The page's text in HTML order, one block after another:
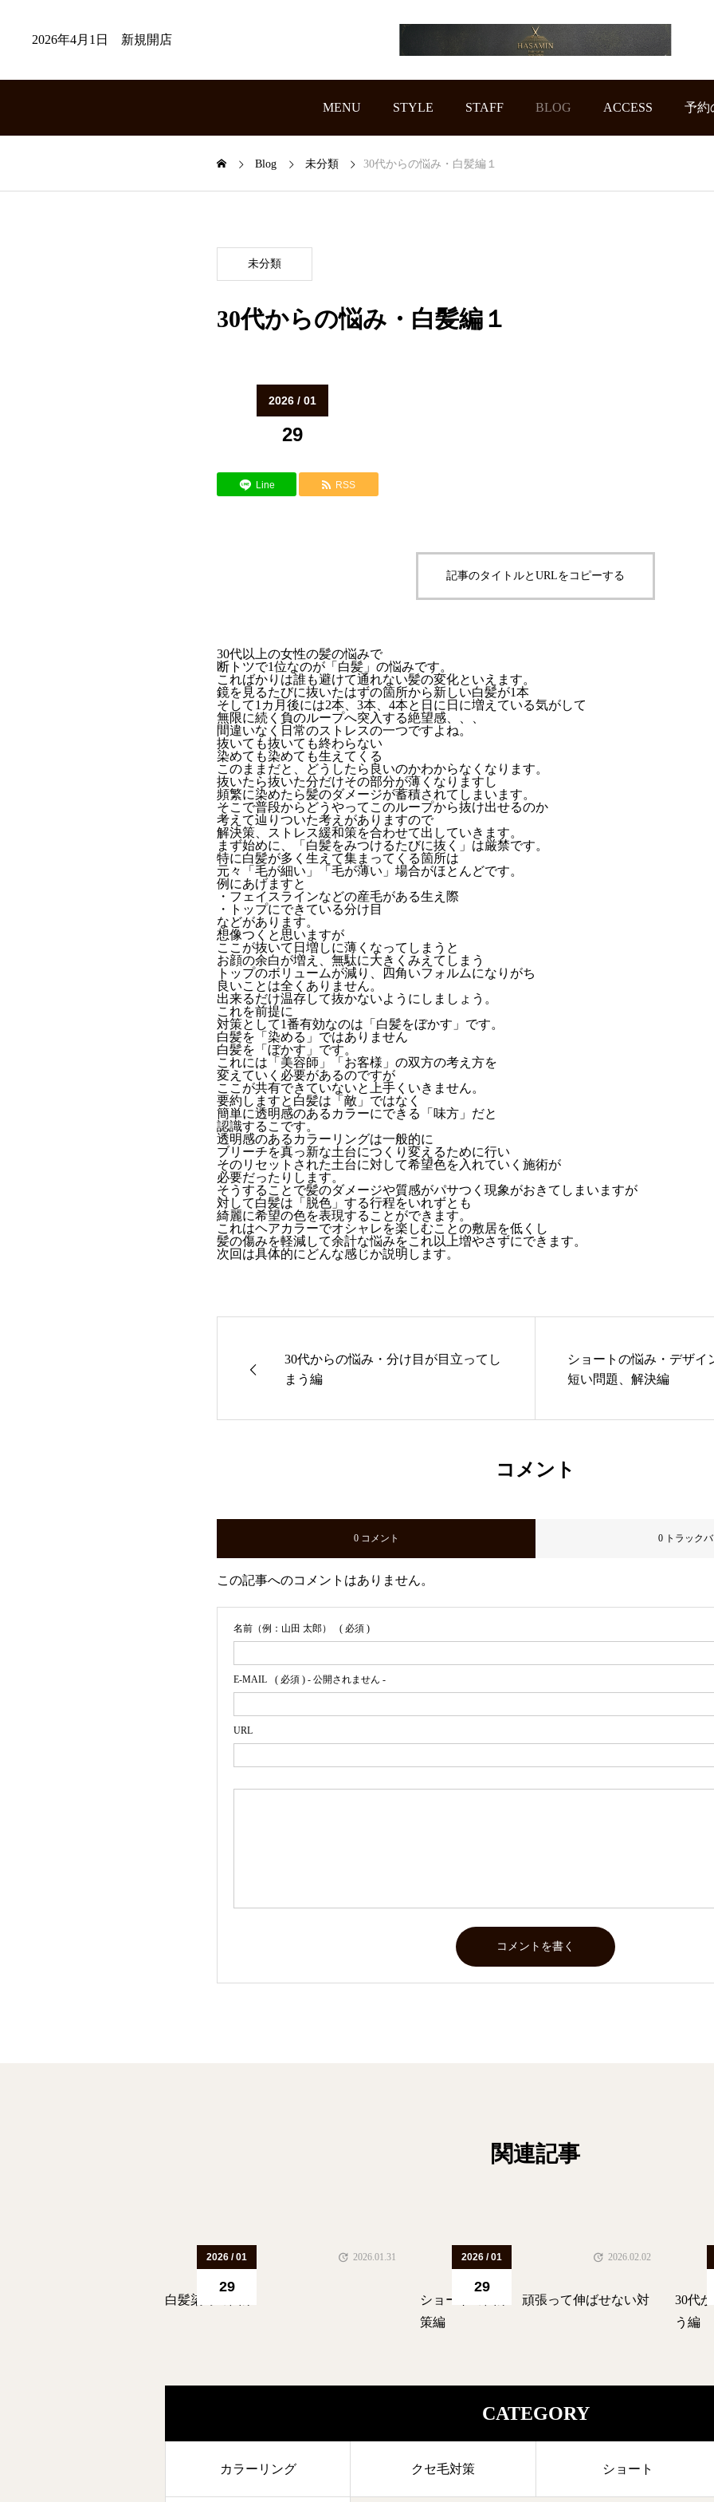
2026年4月1日 新規開店
MENU STYLE STAFF BLOG ACCESS 予約
Blog 未分類 30代からの悩み・白髪編１
未分類
30代からの悩み・白髪編１
2026 / 01
29
Line RSS
記事のタイトルとURLをコピーする
30代以上の女性の髪の悩みで
断トツで1位なのが「白髪」の悩みです。
こればかりは誰も避けて通れない髪の変化といえます。
鏡を見るたびに抜いたはずの箇所から新しい白髪が1本
そして1カ月後には2本、3本、4本と日に日に増えている気がして
無限に続く負のループへ突入する絶望感、、、
間違いなく日常のストレスの一つですよね。
抜いても抜いても終わらない
染めても染めても生えてくる
このままだと、どうしたら良いのかわからなくなります。
抜いたら抜いた分だけその部分が薄くなりますし
頻繁に染めたら髪のダメージが蓄積されてしまいます。
そこで普段からどうやってこのループから抜け出せるのか
考えて辿りついた考えがありますので
解決策、ストレス緩和策を合わせて出していきます。
まず始めに、「白髪をみつけるたびに抜く」は厳禁です。
特に白髪が多く生えて集まってくる箇所は
元々「毛が細い」「毛が薄い」場合がほとんどです。
例にあげますと
・フェイスラインなどの産毛がある生え際
・トップにできている分け目
などがあります。
想像つくと思いますが
ここが抜いて日増しに薄くなってしまうと
お顔の余白が増え、無駄に大きくみえてしまう
トップのボリュームが減り、四角いフォルムになりがち
良いことは全くありません。
出来るだけ温存して抜かないようにしましょう。
これを前提に
対策として1番有効なのは「白髪をぼかす」です。
白髪を「染める」ではありません
白髪を「ぼかす」です。
これには「美容師」「お客様」の双方の考え方を
変えていく必要があるのですが
ここが共有できていないと上手くいきません。
要約しますと白髪は「敵」ではなく
簡単に透明感のあるカラーにできる「味方」だと
認識するこです。
透明感のあるカラーリングは一般的に
ブリーチを真っ新な土台につくり変えるために行い
そのリセットされた土台に対して希望色を入れていく施術が
必要だったりします。
そうすることで髪のダメージや質感がパサつく現象がおきてしまいますが
対して白髪は「脱色」する行程をいれずとも
綺麗に希望の色を表現することができます。
これはヘアカラーでオシャレを楽しむことの敷居を低くし
髪の傷みを軽減して余計な悩みをこれ以上増やさずにできます。
次回は具体的にどんな感じか説明します。
30代からの悩み・分け目が目立ってし
まう編
ショートの悩み・デザイ
短い問題、解決編
コメント
0 コメント 0 トラック
この記事へのコメントはありません。
名前（例：山田 太郎） ( 必須 )
E-MAIL ( 必須 ) - 公開されません -
URL
関連記事
2026 / 01
29
2026.01.31
白髪染めの悩み
2026 / 01
29
2026.02.02
ショートの悩み 頑張って伸ばせない対
策編
30代
う編
CATEGORY
カラーリング クセ毛対策 ショート